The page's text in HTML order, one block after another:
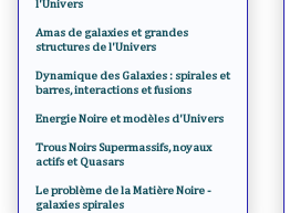
l'Univers
Amas de galaxies et grandes
structures de l'Univers
Dynamique des Galaxies : spirales et
barres, interactions et fusions
Energie Noire et modèles d'Univers
Trous Noirs Supermassifs, noyaux
actifs et Quasars
Le problème de la Matière Noire -
galaxies spirales